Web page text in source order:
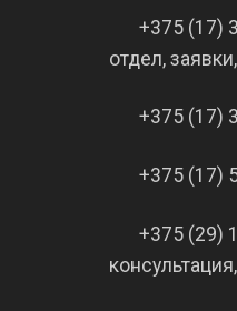
+375 (17)
отдел,
+375 (17)
+375 (17)
+375 (29)